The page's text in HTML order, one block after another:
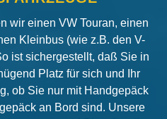
wir einen VW Touran, einen
Kleinbus (wie z.B. den V-
ist sichergestellt, daß Sie in
Platz für sich und Ihr
ob Sie nur mit Handgepäck
an Bord sind. Unsere